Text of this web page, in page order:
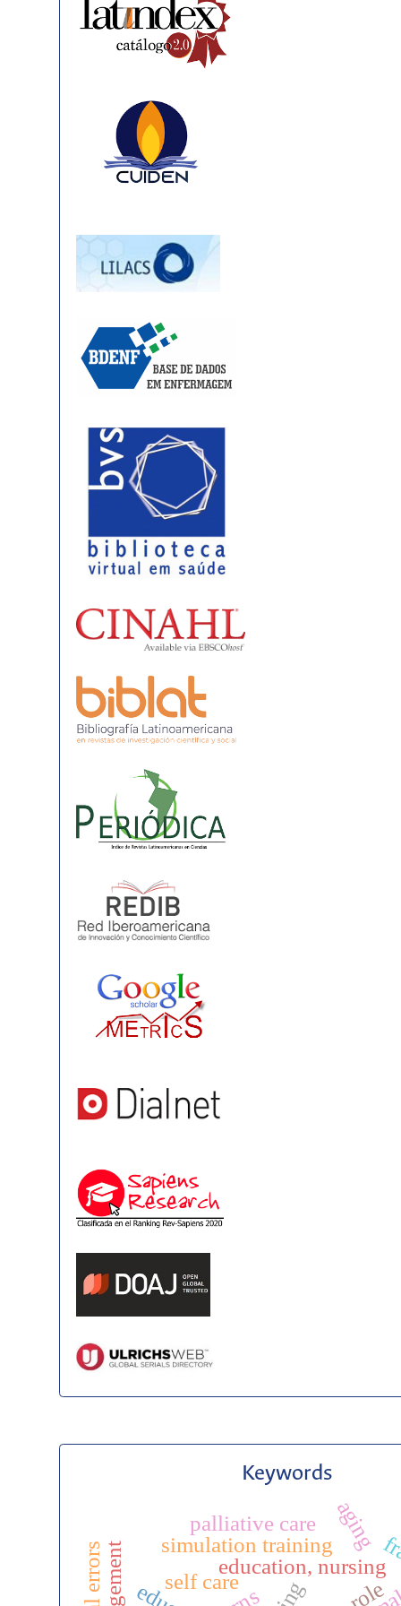
Keywords
education, nursing
simulation training aging
palliative care
self care